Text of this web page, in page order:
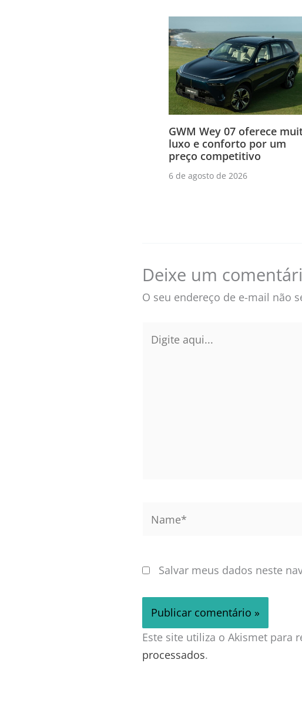
GWM Wey 07 oferece
luxo e conforto por um
preço competitivo
6 de agosto de 2026
Deixe um
O seu endereço de e-mail não
aqui...
Salvar meus dados neste
Este site utiliza o Akismet para
processados.